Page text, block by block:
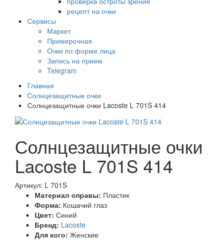
рецепт на очки
Сервисы
Маркет
Примерочная
Очки по форме лица
Запись на прием
Telegram
Главная
Солнцезащитные очки
Солнцезащитные очки Lacoste L 701S 414
Солнцезащитные очки
Lacoste L 701S 414
Артикул: L 701S
Материал оправы: Пластик
Форма: Кошачий глаз
Цвет: Синий
Бренд: Lacoste
Для кого: Женские